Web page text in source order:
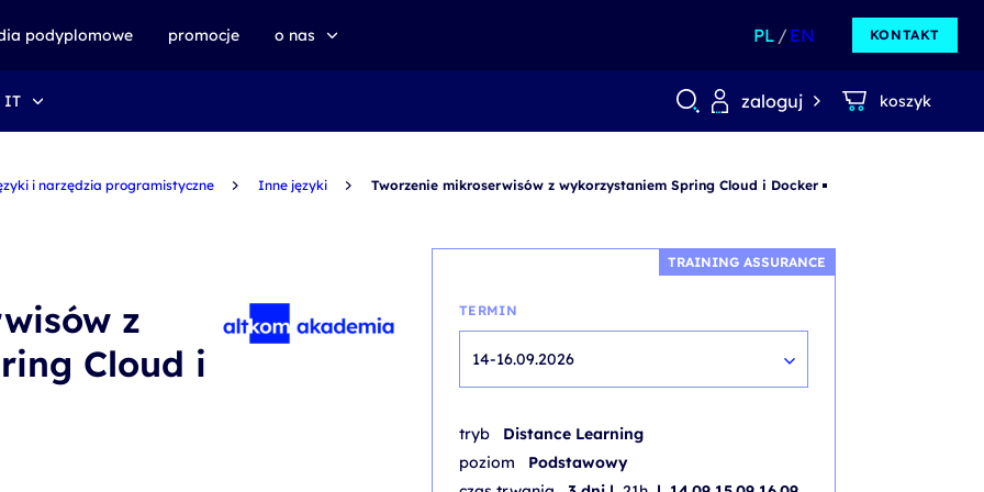
podyplomowe promocje o nas PL EN KONTAKT
IT zaloguj koszyk
i narzędzia programistyczne Inne języki Tworzenie mikroserwisów z wykorzystaniem Spring Cloud i Docker
z
Cloud i
TRAINING ASSURANCE
TERMIN
14-16.09.2026
tryb
Distance Learning
poziom
Podstawowy